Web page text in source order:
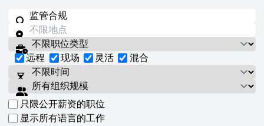
远程 现场 灵活 混合
只限公开薪资的职位
显示所有语言的工作